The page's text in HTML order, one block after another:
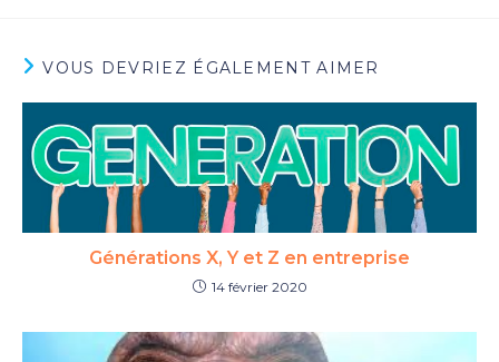
VOUS DEVRIEZ ÉGALEMENT AIMER
Générations X, Y et Z en entreprise
14 février 2020